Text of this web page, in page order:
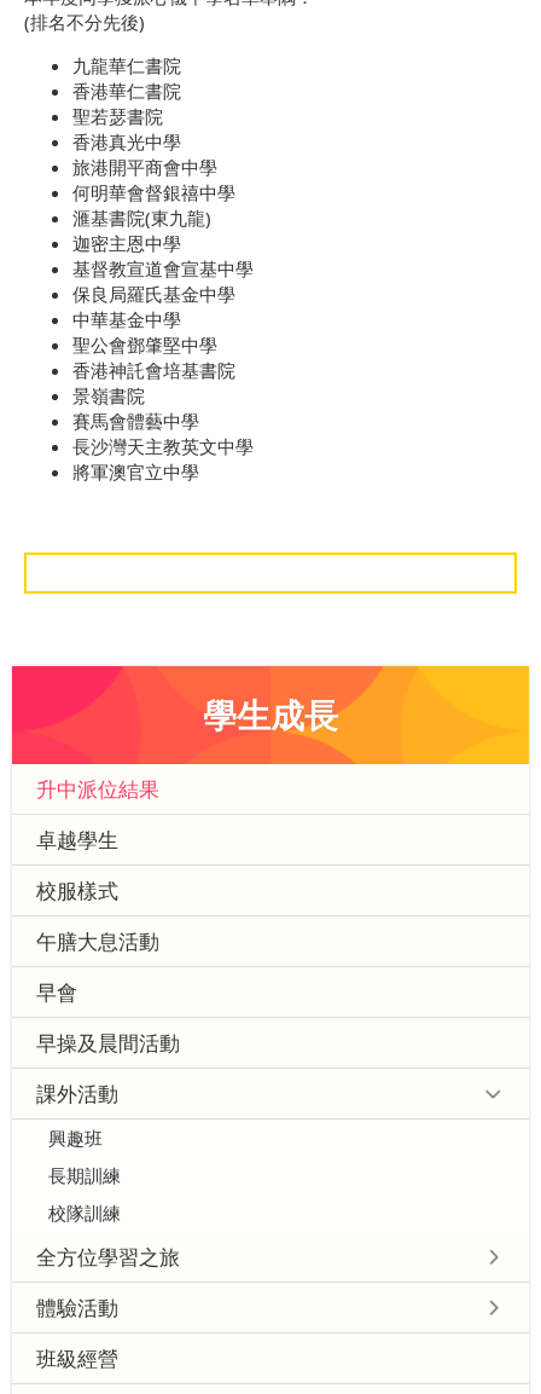
(排名不分先後)
九龍華仁書院
香港華仁書院
聖若瑟書院
香港真光中學
旅港開平商會中學
何明華會督銀禧中學
滙基書院(東九龍)
迦密主恩中學
基督教宣道會宣基中學
保良局羅氏基金中學
中華基金中學
聖公會鄧肇堅中學
香港神託會培基書院
景嶺書院
賽馬會體藝中學
長沙灣天主教英文中學
將軍澳官立中學
學生成長
升中派位結果
卓越學生
校服樣式
午膳大息活動
早會
早操及晨間活動
課外活動
興趣班
長期訓練
校隊訓練
全方位學習之旅
體驗活動
班級經營